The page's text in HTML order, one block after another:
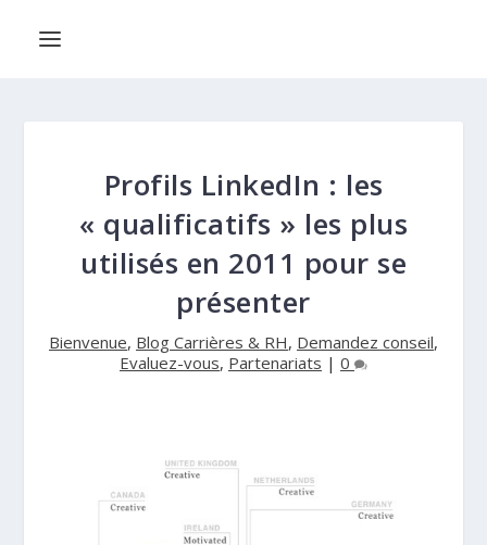
Profils LinkedIn : les
« qualificatifs » les plus
utilisés en 2011 pour se
présenter
Bienvenue, Blog Carrières & RH, Demandez conseil,
Evaluez-vous, Partenariats | 0